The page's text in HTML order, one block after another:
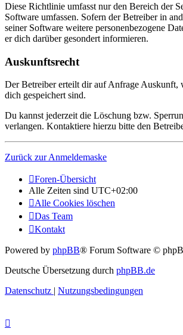
Diese Richtlinie umfasst nur den Bereich der
Software umfassen. Sofern der Betreiber in
seiner Software weitere personenbezogene
er dich darüber gesondert informieren.
Auskunftsrecht
Der Betreiber erteilt dir auf Anfrage Auskunft,
dich gespeichert sind.
Du kannst jederzeit die Löschung bzw.
verlangen. Kontaktiere hierzu bitte den
Zurück zur Anmeldemaske
Foren-Übersicht
Alle Zeiten sind UTC+02:00
Alle Cookies löschen
Das Team
Kontakt
Powered by phpBB® Forum Software ©
Deutsche Übersetzung durch phpBB.de
Datenschutz | Nutzungsbedingungen